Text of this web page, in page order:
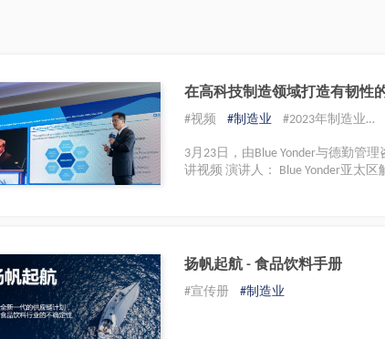
在高科技制造领域打造有韧性
#视频 #制造业 #2023年制造业供应链创新高峰论坛
3月23日，由Blue Yonder与德勤管
讲视频 演讲人： Blue Yonder亚太
扬帆起航 - 食品饮料手册
#宣传册 #制造业